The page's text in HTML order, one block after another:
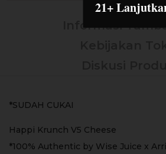
Deskripsi
Informasi
*SUDAH CUKAI
Happi Krunch V5 Cheese
*100% Authentic by Wise Juice x
21+